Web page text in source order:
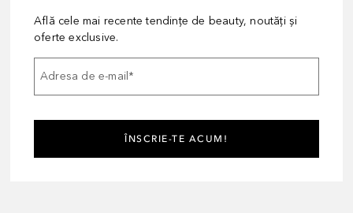
Află cele mai recente tendințe de beauty, noutăți și
oferte exclusive.
Adresa de e-mail*
ÎNSCRIE-TE ACUM!